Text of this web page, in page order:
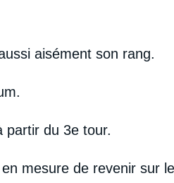
aisément son rang.
partir du 3e tour.
mesure de revenir sur